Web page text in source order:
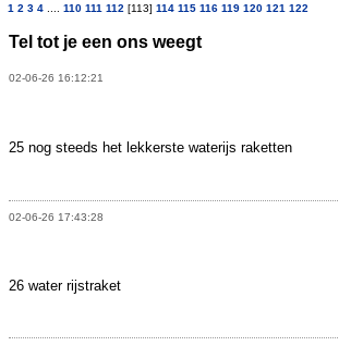
1 2 3 4 110 111 112 [113] 114 115 116 119 120 121 122
Tel tot je een ons weegt
02-06-26 16:12:21
25 nog steeds het lekkerste waterijs raketten
02-06-26 17:43:28
26 water rijstraket